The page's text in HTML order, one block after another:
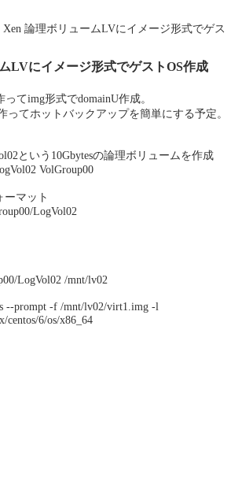
論理ボリュームLVにイメージ形式でゲス
LVにイメージ形式でゲストOS作成
てimg形式でdomainU作成。
ってホットバックアップを簡単にする予定。
という10Gbytesの論理ボリュームを作成
VolGroup00
ーマット
LogVol02
LogVol02 /mnt/lv02
--prompt -f /mnt/lv02/virt1.img -l
6/os/x86_64